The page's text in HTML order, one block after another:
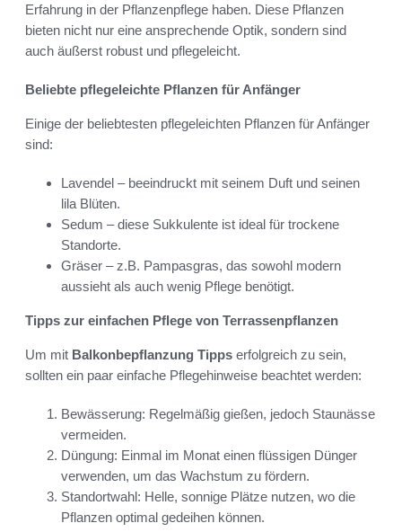
Erfahrung in der Pflanzenpflege haben. Diese Pflanzen
bieten nicht nur eine ansprechende Optik, sondern sind
auch äußerst robust und pflegeleicht.
Beliebte pflegeleichte Pflanzen für Anfänger
Einige der beliebtesten pflegeleichten Pflanzen für Anfänger
sind:
Lavendel – beeindruckt mit seinem Duft und seinen
lila Blüten.
Sedum – diese Sukkulente ist ideal für trockene
Standorte.
Gräser – z.B. Pampasgras, das sowohl modern
aussieht als auch wenig Pflege benötigt.
Tipps zur einfachen Pflege von Terrassenpflanzen
Um mit Balkonbepflanzung Tipps erfolgreich zu sein,
sollten ein paar einfache Pflegehinweise beachtet werden:
Bewässerung: Regelmäßig gießen, jedoch Staunässe
vermeiden.
Düngung: Einmal im Monat einen flüssigen Dünger
verwenden, um das Wachstum zu fördern.
Standortwahl: Helle, sonnige Plätze nutzen, wo die
Pflanzen optimal gedeihen können.